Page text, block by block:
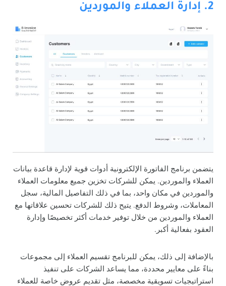
2. إدارة العملاء والموردين
يتضمن برنامج الفاتورة الإلكترونية أدوات قوية لإدارة قاعدة بيانات
العملاء والموردين. يمكن للشركات تخزين جميع معلومات العملاء
والموردين في مكان واحد، بما في ذلك التفاصيل المالية، سجل
المعاملات، وشروط الدفع. يتيح ذلك للشركات تحسين علاقاتها مع
العملاء والموردين من خلال توفير خدمات أكثر تخصيصًا وإدارة
العقود بفعالية أكبر.
بالإضافة إلى ذلك، يمكن للبرنامج تقسيم العملاء إلى مجموعات
بناءً على معايير محددة، مما يساعد الشركات على تنفيذ
استراتيجيات تسويقية مخصصة، مثل تقديم عروض خاصة للعملاء